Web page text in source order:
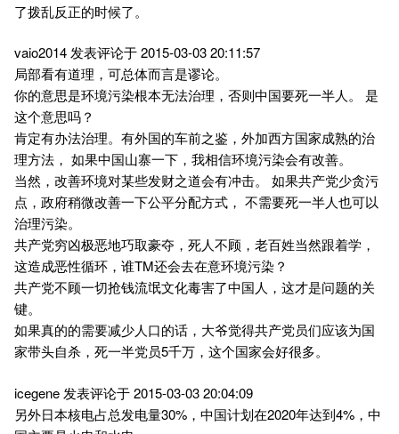
了拨乱反正的时候了。
vaio2014 发表评论于 2015-03-03 20:11:57
局部看有道理，可总体而言是谬论。
你的意思是环境污染根本无法治理，否则中国要死一半人。 是
这个意思吗？
肯定有办法治理。有外国的车前之鉴，外加西方国家成熟的治
理方法， 如果中国山寨一下，我相信环境污染会有改善。
当然，改善环境对某些发财之道会有冲击。 如果共产党少贪污
点，政府稍微改善一下公平分配方式， 不需要死一半人也可以
治理污染。
共产党穷凶极恶地巧取豪夺，死人不顾，老百姓当然跟着学，
这造成恶性循环，谁TM还会去在意环境污染？
共产党不顾一切抢钱流氓文化毒害了中国人，这才是问题的关
键。
如果真的的需要减少人口的话，大爷觉得共产党员们应该为国
家带头自杀，死一半党员5千万，这个国家会好很多。
icegene 发表评论于 2015-03-03 20:04:09
另外日本核电占总发电量30%，中国计划在2020年达到4%，中